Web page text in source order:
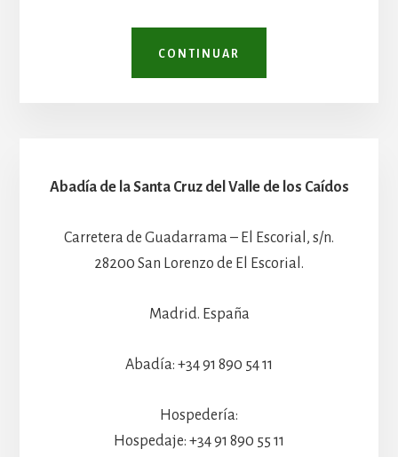
CONTINUAR
Abadía de la Santa Cruz del Valle de los Caídos
Carretera de Guadarrama – El Escorial, s/n.
28200 San Lorenzo de El Escorial.
Madrid. España
Abadía: +34 91 890 54 11
Hospedería:
Hospedaje: +34 91 890 55 11